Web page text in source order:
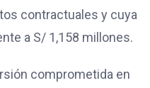
contractuales y cuya
a S/ 1,158 millones.
comprometida en